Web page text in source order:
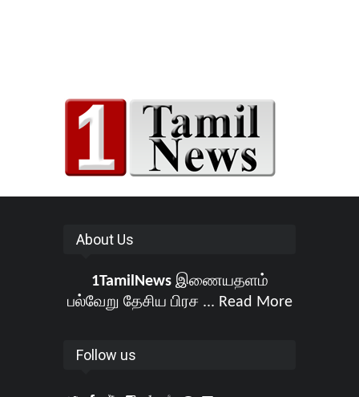
About Us
1TamilNewsஇணையதளம்
பல்வேறு தேசிய பிரச ... Read More
Follow us